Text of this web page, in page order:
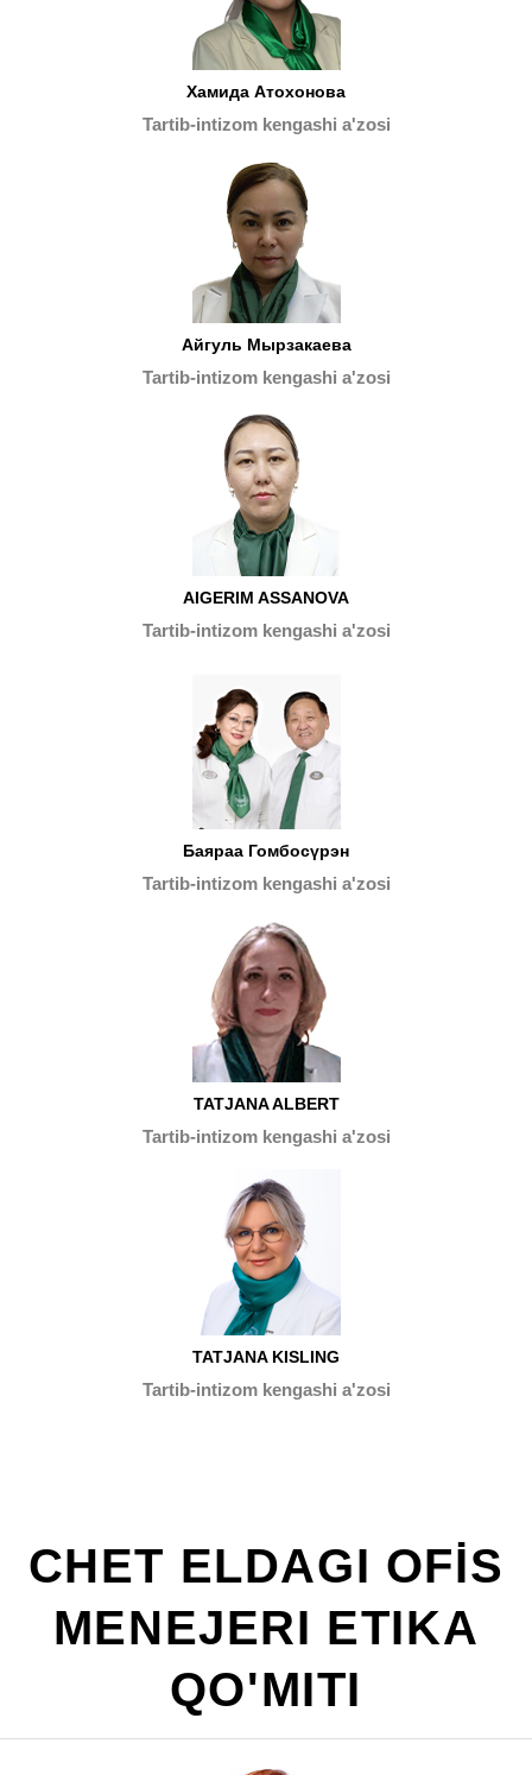
Хамида Атохонова
Tartib-intizom kengashi a'zosi
Айгуль Мырзакаева
Tartib-intizom kengashi a'zosi
AIGERIM ASSANOVA
Tartib-intizom kengashi a'zosi
Баяраа Гомбосүрэн
Tartib-intizom kengashi a'zosi
TATJANA ALBERT
Tartib-intizom kengashi a'zosi
TATJANA KISLING
Tartib-intizom kengashi a'zosi
CHET ELDAGI OFİS
MENEJERI ETIKA
QO'MITI